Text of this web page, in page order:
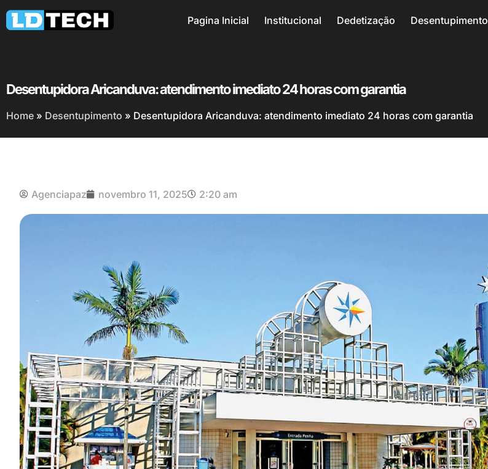
Pagina Inicial Institucional Dedetização Desentupimento
Desentupidora Aricanduva: atendimento imediato 24 horas com garantia
Home » Desentupimento » Desentupidora Aricanduva: atendimento imediato 24 horas com garantia
Agenciapaz novembro 11, 2025 2:20 am